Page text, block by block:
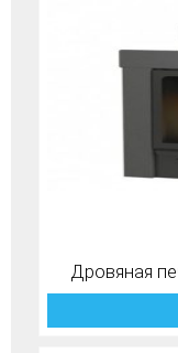
Дровяная